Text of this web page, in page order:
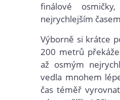
finálové
nejrychlejším
Výborně si krátce
200 metrů
až osmým
vedla mnohem
čas téměř